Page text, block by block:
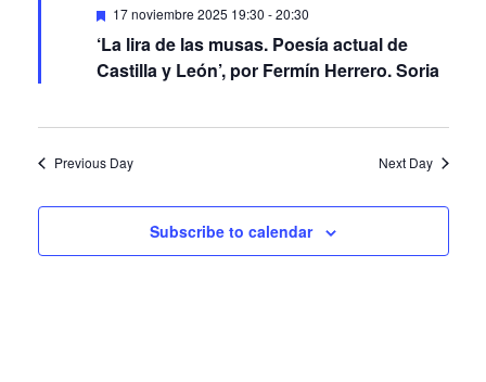
‘La lira de las musas. Poesía actual de
Castilla y León’, por Fermín Herrero. Soria
Previous Day Next Day
Subscribe to calendar